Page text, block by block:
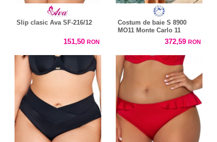
Slip clasic Ava SF-216/12
151,50 RON
Costum de baie S 8900
MO11 Monte Carlo 11
372,59 RON